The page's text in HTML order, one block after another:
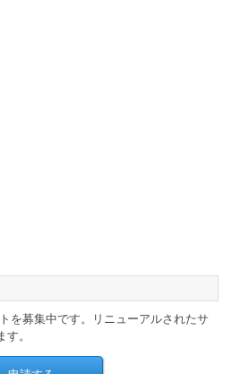
を募集中です。リニューアルされたサ
。